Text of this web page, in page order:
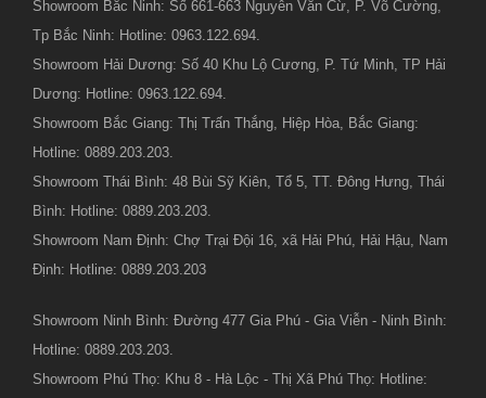
Showroom Bắc Ninh: Số 661-663 Nguyễn Văn Cừ, P. Võ Cường,
Tp Bắc Ninh: Hotline: 0963.122.694.
Showroom Hải Dương: Số 40 Khu Lộ Cương, P. Tứ Minh, TP Hải
Dương: Hotline: 0963.122.694.
Showroom Bắc Giang: Thị Trấn Thắng, Hiệp Hòa, Bắc Giang:
Hotline: 0889.203.203.
Showroom Thái Bình: 48 Bùi Sỹ Kiên, Tổ 5, TT. Đông Hưng, Thái
Bình: Hotline: 0889.203.203.
Showroom Nam Định: Chợ Trại Đội 16, xã Hải Phú, Hải Hậu, Nam
Định: Hotline: 0889.203.203
Showroom Ninh Bình: Đường 477 Gia Phú - Gia Viễn - Ninh Bình:
Hotline: 0889.203.203.
Showroom Phú Thọ: Khu 8 - Hà Lộc - Thị Xã Phú Thọ: Hotline: